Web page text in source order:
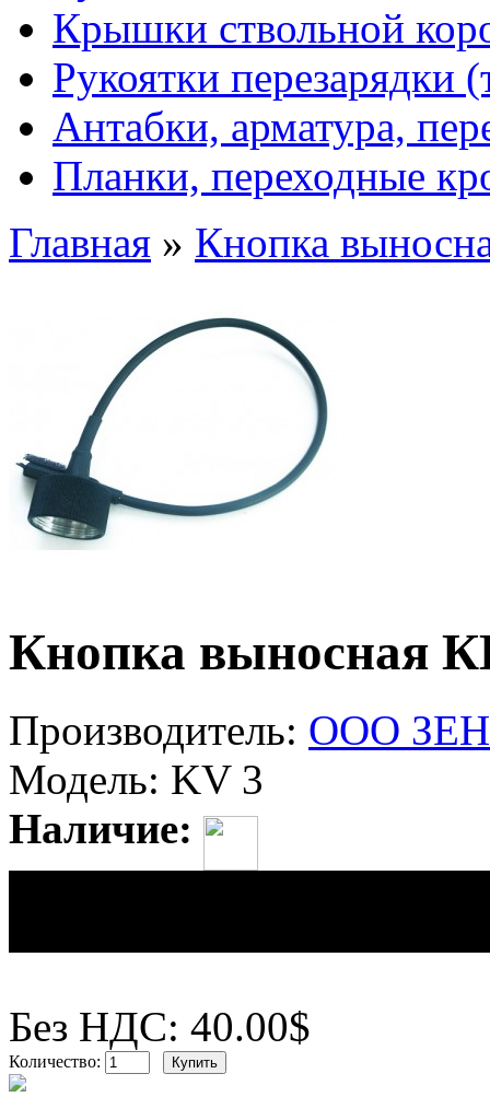
Крышки ствольной
Рукоятки перезарядки
Антабки, арматура,
Планки, переходные
Главная » Кнопка
Кнопка выносная
Производитель: ООО
Модель: KV 3
Наличие:
Без НДС: 40.00$
Количество: